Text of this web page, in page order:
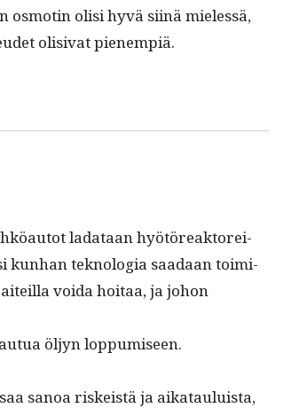
olisi hyvä siinä mielessä,
oli­si­vat pienempiä.
ladataan hyötöreak­tor­ei­
kun­han teknolo­gia saadaan toim­i­
voi­da hoitaa, ja johon
öljyn loppumiseen.
sanoa riskeistä ja aikatauluista,